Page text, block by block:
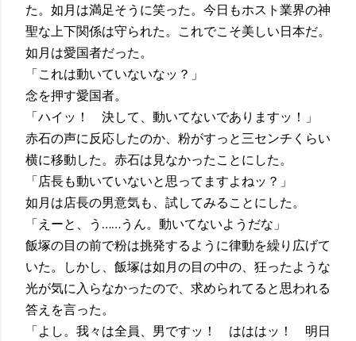
た。如月は満足そうに笑った。今日もホスト業界の神
聖な上下関係は守られた。これでこそ美しい日本だ。
如月は愛国者だった。
「これは動いていないなッ？」
念を押す愛国者。
「ハイッ！ 決して、動いてないでありますッ！」
赤石の声に反応したのか、粉がすっと三センチくらい
横に移動した。赤石は見なかったことにした。
「店長も動いていないと思ってますよねッ？」
如月は店長の男意気も、試してみることにした。
「えーと、う……うん。動いてないようだな」
飯塚の目の前で粉は挑発するように律動を繰り広げて
いた。しかし、飯塚は如月の目の中の、狂ったような
光が気に入らなかったので、求められてると思われる
答えを言った。
「よし。我々は全員、男ですッ！ はははッ！ 明日